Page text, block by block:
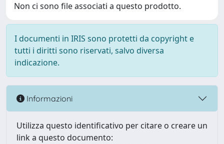
Non ci sono file associati a questo prodotto.
I documenti in IRIS sono protetti da copyright e
tutti i diritti sono riservati, salvo diversa
indicazione.
Informazioni
Utilizza questo identificativo per citare o creare un
link a questo documento: